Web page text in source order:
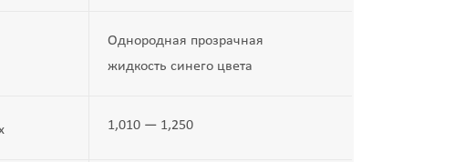
Однородная прозрачная
жидкость синего цвета
1,010 — 1,250